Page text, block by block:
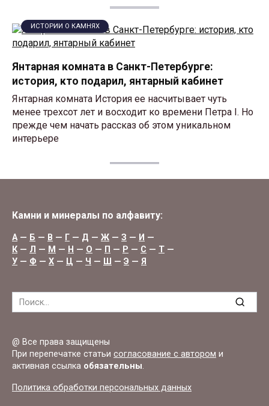
ИСТОРИИ О КАМНЯХ
Янтарная комната в Санкт-Петербурге:
история, кто подарил, янтарный кабинет
Янтарная комната История ее насчитывает чуть
менее трехсот лет и восходит ко времени Петра I. Но
прежде чем начать рассказ об этом уникальном
интерьере
Камни и минералы по алфавиту:
А— Б — В — Г — Д — Ж — З — И —
К — Л — М — Н — О — П — Р — С — Т —
У — Ф — Х — Ц — Ч — Ш — Э — Я
Search
@ Все права защищены
При перепечатке статьи согласование с автором и
активная ссылка обязательны.
Политика обработки персональных данных